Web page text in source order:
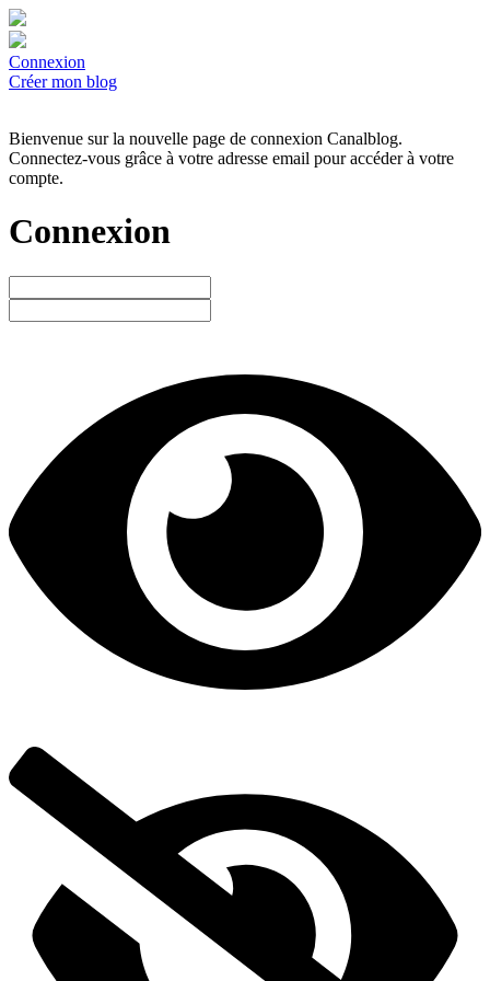
Connexion
Créer mon blog
Bienvenue sur la nouvelle page de connexion Canalblog.
Connectez-vous grâce à votre adresse email pour accéder à votre
compte.
Connexion